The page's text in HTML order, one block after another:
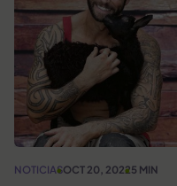
NOTICIASOCT 20, 20225 MIN